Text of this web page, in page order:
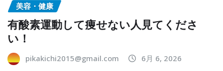
美容・健康
有酸素運動して痩せない人見てくださ
い！
pikakichi2015@gmail.com 6月 6, 2026